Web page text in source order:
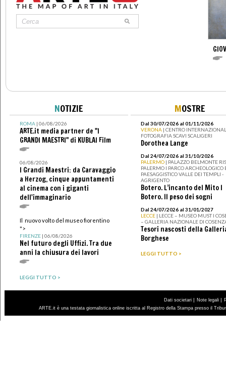
NOTIZIE
ROMA| 06/08/2026
ARTE.it media partner de "I
GRANDI MAESTRI" di KUBLAI Film
06/08/2026
I Grandi Maestri: da Caravaggio
a Herzog, cinque appuntamenti
al cinema con i giganti
dell'immaginario
Il nuovo volto del museo fiorentino
">
FIRENZE| 06/08/2026
Nel futuro degli Uffizi. Tra due
anni la chiusura dei lavori
LEGGI TUTTO >
MOSTRE
Dal 30/07/2026 al 01/11/2026
VERONA | CENTRO
FOTOGRAFIA SCAVI SCALIGERI
Dorothea Lange
Dal 24/07/2026 al 31/10/2026
PALERMO | PALAZZO BELMONTE
PALERMO I PARCO ARCHEOLOGICO
PAESAGGISTICO VALLE DEI TEMPLI -
AGRIGENTO
Botero. L’incanto del Mito I
Botero. Il peso dei sogni
Dal 24/07/2026 al 31/01/2027
LECCE | LECCE – MUSEO MUST I
– GALLERIA NAZIONALE DI
Tesori nascosti della
Borghese
LEGGI TUTTO >
Dati societari | Note legali |
ARTE.it è una testata giornalistica online iscritta al Registro della Stampa presso il